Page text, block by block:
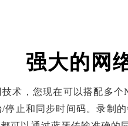
强大的网
术，您现在可以搭配多
停止和同步时间码。录制